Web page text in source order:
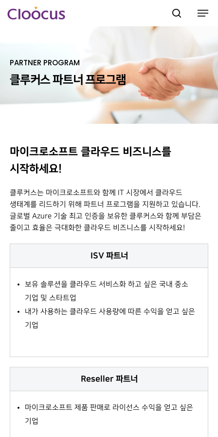
Hit enter to search or ESC to close
PARTNER PROGRAM
클루커스 파트너 프로그램
마이크로소프트 클라우드 비즈니스를
시작하세요!
클루커스는 마이크로소프트와 함께 IT 시장에서 클라우드
생태계를 리드하기 위해 파트너 프로그램을 지원하고 있습니다.
글로벌 Azure 기술 최고 인증을 보유한 클루커스와 함께 부담은
줄이고 효율은 극대화한 클라우드 비즈니스를 시작하세요!
ISV 파트너
보유 솔루션을 클라우드 서비스화 하고 싶은 국내 중소
기업 및 스타트업
내가 사용하는 클라우드 사용량에 따른 수익을 얻고 싶은
기업
Reseller 파트너
마이크로소프트 제품 판매로 라이선스 수익을 얻고 싶은
기업